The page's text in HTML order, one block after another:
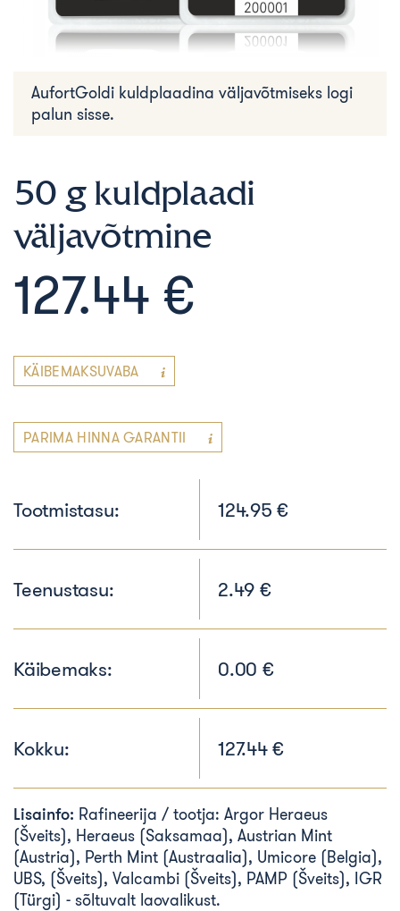
AufortGoldi kuldplaadina väljavõtmiseks logi
palun sisse.
50 g kuldplaadi
väljavõtmine
127.44 €
KÄIBEMAKSUVABA
PARIMA HINNA GARANTII
Tootmistasu: 124.95 €
Teenustasu: 2.49 €
Käibemaks: 0.00 €
Kokku: 127.44 €
Lisainfo: Rafineerija / tootja: Argor Heraeus
(Šveits), Heraeus (Saksamaa), Austrian Mint
(Austria), Perth Mint (Austraalia), Umicore (Belgia),
UBS, (Šveits), Valcambi (Šveits), PAMP (Šveits), IGR
(Türgi) - sõltuvalt laovalikust.